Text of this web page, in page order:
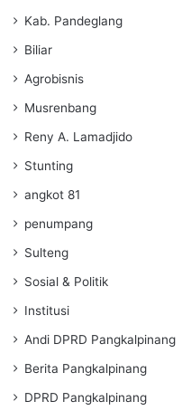
Kab. Pandeglang
Biliar
Agrobisnis
Musrenbang
Reny A. Lamadjido
Stunting
angkot 81
penumpang
Sulteng
Sosial & Politik
Institusi
Andi DPRD Pangkalpinang
Berita Pangkalpinang
DPRD Pangkalpinang